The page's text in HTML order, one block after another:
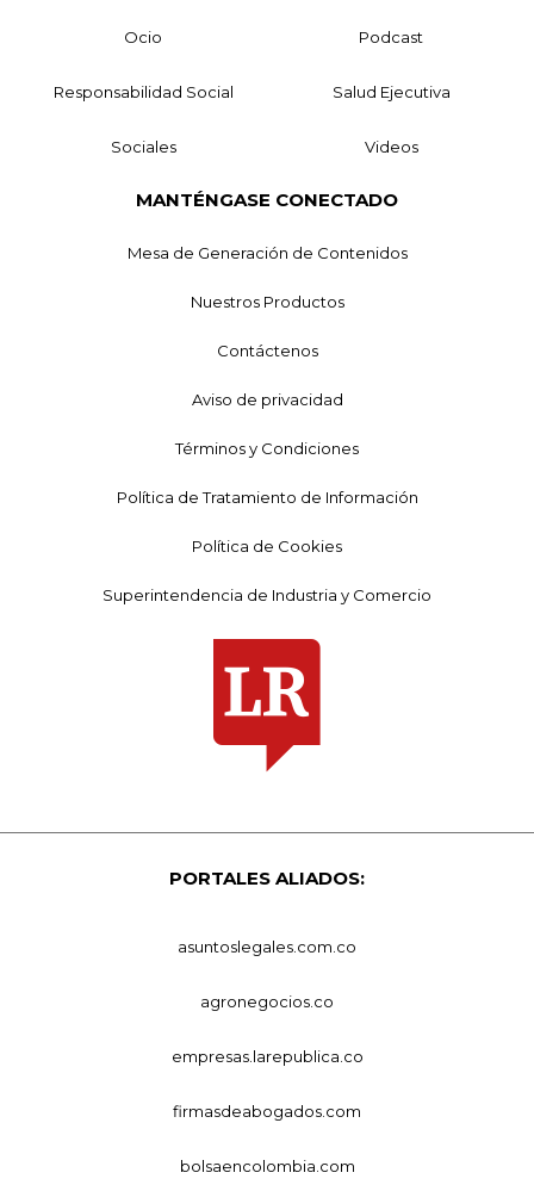
Ocio Podcast
Responsabilidad Social Salud Ejecutiva
Sociales Videos
MANTÉNGASE CONECTADO
Mesa de Generación de Contenidos
Nuestros Productos
Contáctenos
Aviso de privacidad
Términos y Condiciones
Política de Tratamiento de Información
Política de Cookies
Superintendencia de Industria y Comercio
PORTALES ALIADOS:
asuntoslegales.com.co
agronegocios.co
empresas.larepublica.co
firmasdeabogados.com
bolsaencolombia.com